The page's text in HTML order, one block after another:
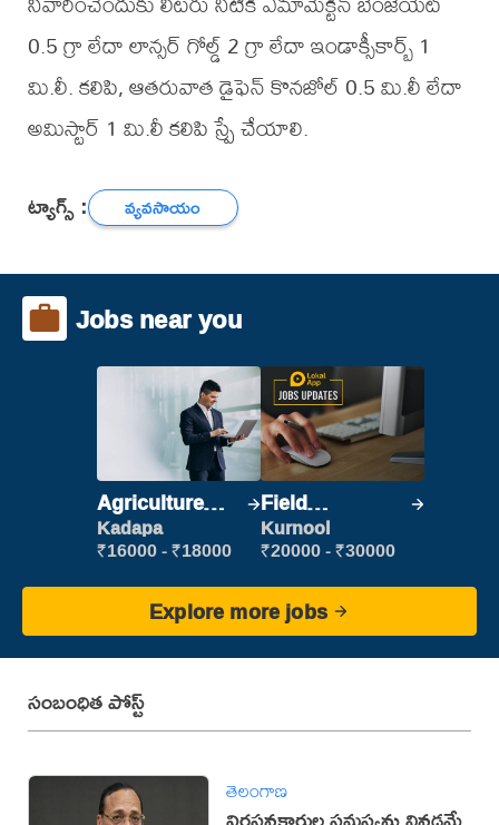
0.5 గ్రా లేదా లాన్సర్ గోల్డ్ 2 గ్రా లేదా ఇండాక్సీకార్బ్ 1
మి.లీ. కలిపి, ఆతరువాత డైఫెన్ కొనజోల్ 0.5 మి.లీ లేదా
అమిస్టార్ 1 మి.లీ కలిపి స్ప్రే చేయాలి.
ట్యాగ్స్ : వ్యవసాయం
Jobs near you
Agriculture
Labour
Kadapa
₹16000 - ₹18000
Field
Marketing
Executive
Kurnool
₹20000 - ₹30000
Explore more jobs
సంబంధిత పోస్ట్
తెలంగాణ